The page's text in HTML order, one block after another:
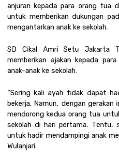
anjuran kepada para orang tua
untuk memberikan dukungan
mengantarkan anak ke sekolah.
SD Cikal Amri Setu Jakarta
memberikan ajakan kepada
anak-anak ke sekolah.
“Sering kali ayah tidak dapat
bekerja. Namun, dengan
mendorong kedua orang tua
sekolah di hari pertama. Tentu,
untuk hadir mendampingi anak
Wulanjari.